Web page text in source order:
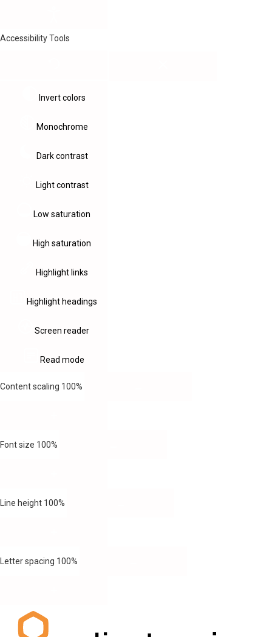
Accessibility Tools
Invert colors
Monochrome
Dark contrast
Light contrast
Low saturation
High saturation
Highlight links
Highlight headings
Screen reader
Read mode
Content scaling 100%
Font size 100%
Line height 100%
Letter spacing 100%